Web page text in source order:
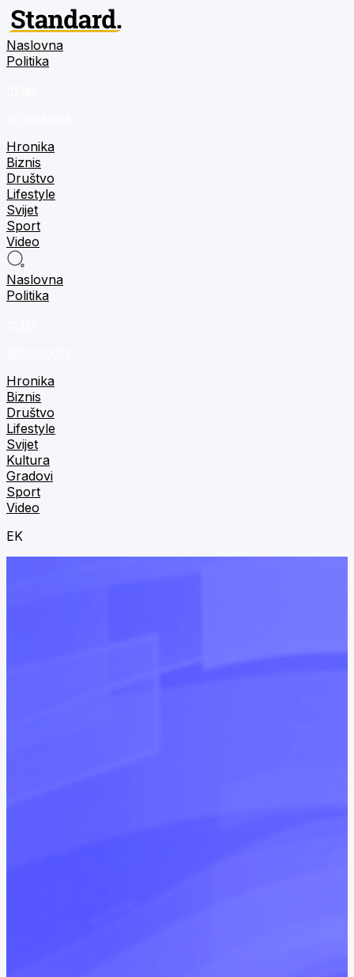
Naslovna
Politika
Hronika
Biznis
Društvo
Lifestyle
Svijet
Sport
Video
Naslovna
Politika
Hronika
Biznis
Društvo
Lifestyle
Svijet
Kultura
Gradovi
Sport
Video
EK